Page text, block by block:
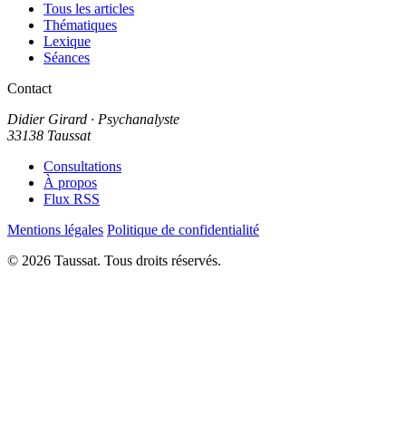
Tous les articles
Thématiques
Lexique
Séances
Contact
Didier Girard · Psychanalyste
33138 Taussat
Consultations
À propos
Flux RSS
Mentions légales Politique de confidentialité
© 2026 Taussat. Tous droits réservés.